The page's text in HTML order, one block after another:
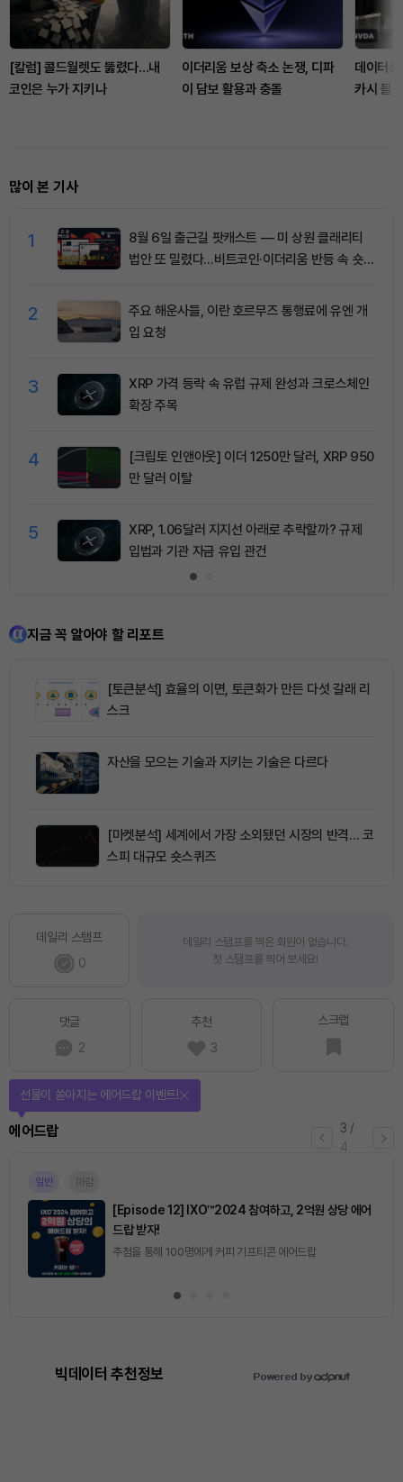
[칼럼] 콜드월렛도 뚫렸다…내
코인은 누가 지키나
이더리움 보상 축소 논쟁, 디파
이 담보 활용과 충돌
데이터
카시 블
많이 본 기사
1
8월 6일 출근길 팟캐스트 — 미 상원 클래리티
법안 또 밀렸다…비트코인·이더리움 반등 속 숏
2
주요 해운사들, 이란 호르무즈 통행료에 유엔 개
입 요청
3
XRP 가격 등락 속 유럽 규제 완성과 크로스체인
확장 주목
4
[크립토 인앤아웃] 이더 1250만 달러, XRP 950
만 달러 이탈
5
XRP, 1.06달러 지지선 아래로 추락할까? 규제
입법과 기관 자금 유입 관건
지금 꼭 알아야 할 리포트
[토큰분석] 효율의 이면, 토큰화가 만든 다섯 갈래 리
스크
자산을 모으는 기술과 지키는 기술은 다르다
[마켓분석] 세계에서 가장 소외됐던 시장의 반격… 코
스피 대규모 숏스퀴즈
데일리 스탬프
0
데일리 스탬프를 찍은 회원이 없습니다.
첫 스탬프를 찍어 보세요!
댓글
2
추천
3
스크랩
3 /
4
에어드랍
선물이 쏟아지는 에어드랍 이벤트!
일반 마감
[Episode 12] IXO™2024 참여하고, 2억원 상당 에어
드랍 받자!
추첨을 통해 100명에게 커피 기프티콘 에어드랍
빅데이터 추천정보